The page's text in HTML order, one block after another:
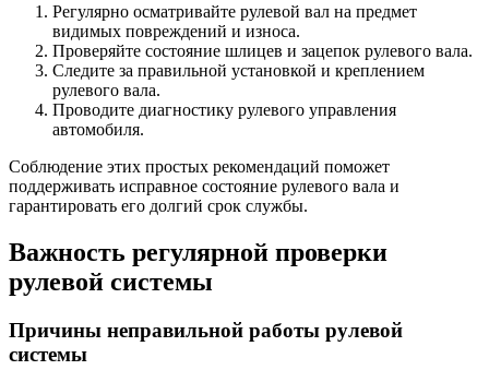
Регулярно осматривайте рулевой вал на предмет
видимых повреждений и износа.
Проверяйте состояние шлицев и зацепок рулевого вала.
Следите за правильной установкой и креплением
рулевого вала.
Проводите диагностику рулевого управления
автомобиля.
Соблюдение этих простых рекомендаций поможет
поддерживать исправное состояние рулевого вала и
гарантировать его долгий срок службы.
Важность регулярной проверки
рулевой системы
Причины неправильной работы рулевой
системы